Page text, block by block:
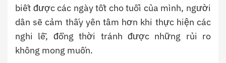
biết được các ngày tốt cho tuổi của mình, người
dân sẽ cảm thấy yên tâm hơn khi thực hiện các
nghi lễ, đồng thời tránh được những rủi ro
không mong muốn.